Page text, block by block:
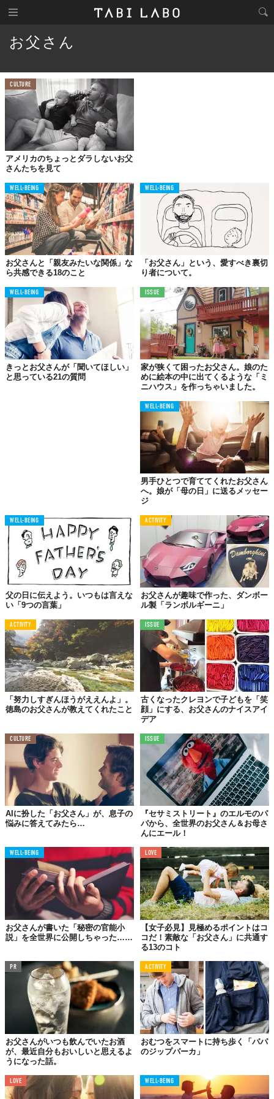
お父さん
CULTURE
アメリカのちょっとダラしないお父
さんたちを見て
WELL-BEING
お父さんと「親友みたいな関係」な
ら共感できる18のこと
WELL-BEING
「お父さん」という、愛すべき裏切
り者について。
WELL-BEING
きっとお父さんが「聞いてほしい」
と思っている21の質問
ISSUE
家が狭くて困ったお父さん。娘のた
めに絵本の中に出てくるような「ミ
ニハウス」を作っちゃいました。
WELL-BEING
男手ひとつで育ててくれたお父さん
へ。娘が「母の日」に送るメッセー
ジ
WELL-BEING
父の日に伝えよう。いつもは言えな
い「9つの言葉」
ACTIVITY
お父さんが趣味で作った、ダンボー
ル製「ランボルギーニ」
ACTIVITY
「努力しすぎんほうがええんよ」。
徳島のお父さんが教えてくれたこと
ISSUE
古くなったクレヨンで子どもを「笑
顔」にする、お父さんのナイスアイ
デア
CULTURE
AIに扮した「お父さん」が、息子の
悩みに答えてみたら…
ISSUE
『セサミストリート』のエルモのパ
パから、全世界のお父さん＆お母さ
んにエール！
WELL-BEING
お父さんが書いた「秘密の官能小
説」を全世界に公開しちゃった……
LOVE
【女子必見】見極めるポイントはコ
コだ！素敵な「お父さん」に共通す
る13のコト
PR
お父さんがいつも飲んでいたお酒
が、最近自分もおいしいと思えるよ
うになった話。
ACTIVITY
おむつをスマートに持ち歩く「パパ
のジップパーカ」
LOVE WELL-BEING